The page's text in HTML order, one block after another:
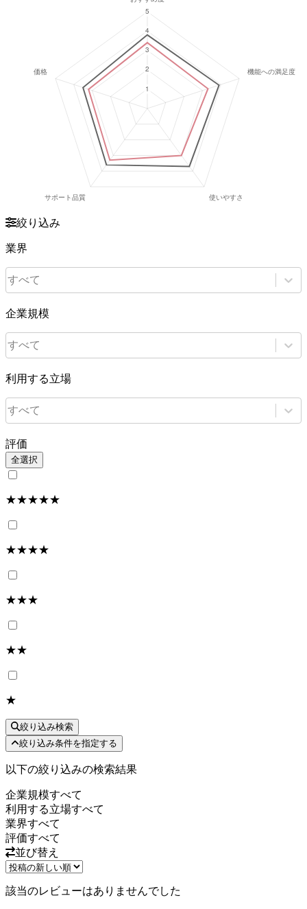
絞り込み
業界
すべて
企業規模
すべて
利用する立場
すべて
評価
全選択
★★★★★
★★★★
★★★
★★
★
絞り込み検索
絞り込み条件を指定する
以下の絞り込みの検索結果
企業規模すべて
利用する立場すべて
業界すべて
評価すべて
並び替え
該当のレビューはありませんでした